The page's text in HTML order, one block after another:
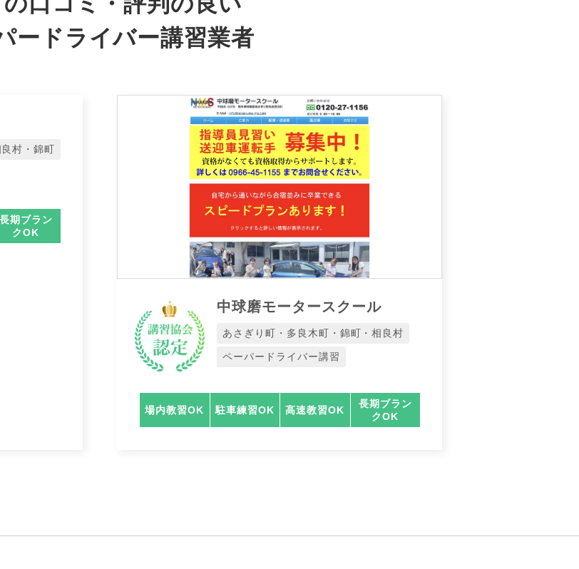
ードライバー講習業者
村・錦町
長期ブラン
クOK
中球磨モータースクール
あさぎり町・多良木町・錦町・相良村
ペーパードライバー講習
場内教習OK 駐車練習OK 高速教習OK
長期ブラン
クOK